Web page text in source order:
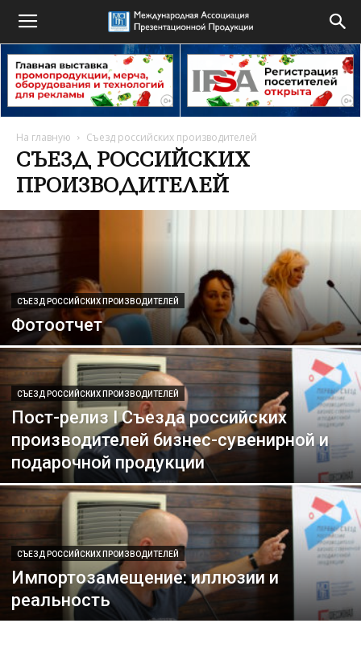
На главную Съезд российских производителей
СЪЕЗД РОССИЙСКИХ
ПРОИЗВОДИТЕЛЕЙ
СЪЕЗД РОССИЙСКИХ ПРОИЗВОДИТЕЛЕЙ
Фотоотчет
СЪЕЗД РОССИЙСКИХ ПРОИЗВОДИТЕЛЕЙ
Пост-релиз I Съезда российских
производителей бизнес-сувенирной и
подарочной продукции
СЪЕЗД РОССИЙСКИХ ПРОИЗВОДИТЕЛЕЙ
Импортозамещение: иллюзии и
реальность